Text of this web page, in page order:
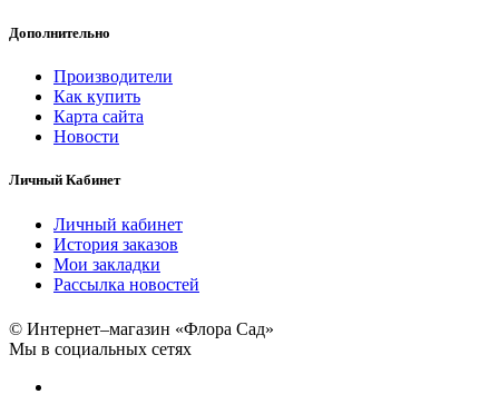
Дополнительно
Производители
Как купить
Карта сайта
Новости
Личный Кабинет
Личный кабинет
История заказов
Мои закладки
Рассылка новостей
© Интернет–магазин «Флора Сад»
Мы в социальных сетях